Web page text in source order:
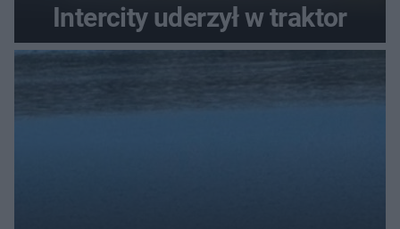
Intercity uderzył w traktor